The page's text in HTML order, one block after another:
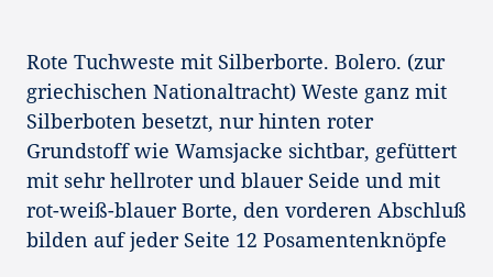
Rote Tuchweste mit Silberborte. Bolero. (zur
griechischen Nationaltracht) Weste ganz mit
Silberboten besetzt, nur hinten roter
Grundstoff wie Wamsjacke sichtbar, gefüttert
mit sehr hellroter und blauer Seide und mit
rot-weiß-blauer Borte, den vorderen Abschluß
bilden auf jeder Seite 12 Posamentenknöpfe